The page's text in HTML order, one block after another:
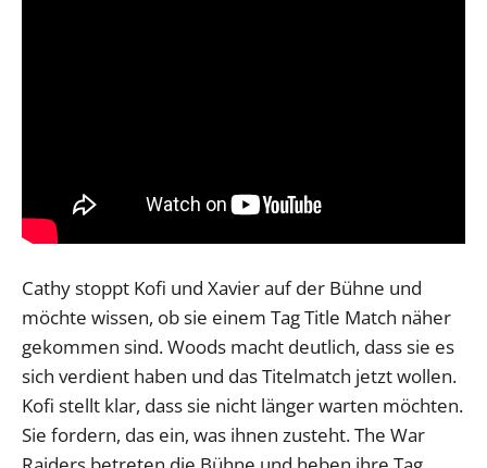
Cathy stoppt Kofi und Xavier auf der Bühne und
möchte wissen, ob sie einem Tag Title Match näher
gekommen sind. Woods macht deutlich, dass sie es
sich verdient haben und das Titelmatch jetzt wollen.
Kofi stellt klar, dass sie nicht länger warten möchten.
Sie fordern, das ein, was ihnen zusteht. The War